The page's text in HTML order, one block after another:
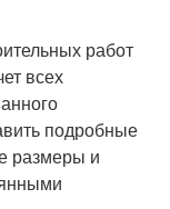
работ
всех
подробные
размеры и